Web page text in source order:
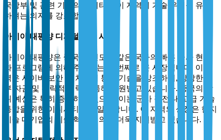
국방부 및 관련 기관의 데이터는 이 지역의 기술 우위를 유지
하려는 의지를 강조합니다.
아시아 태평양 디지털 전장 시장
아시아 태평양은 중국 및 인도와 같은 국가의 빠른 군사 현대
화 프로그램에 의해 주도되는 두 번째로 큰 시장입니다. 이 지
역은 사이버 보안 및 차세대 통신 기술을 강조하며, 상당한 정
부 자금 및 전략적 협력을 통해 지원받고 있습니다. 중국의 방
위 예산은 특히 증가하고 있으며, 이는 군사 작전 내 고급 기술
통합을 위한 이니셔티브와 일치합니다. 이 지역의 성장은 현지
기술 대기업의 기술 혁신에 의해 더욱 지원받고 있습니다.